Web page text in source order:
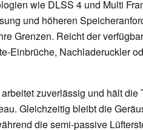
wie DLSS 4 und Multi
und höheren
Grenzen. Reicht der
Einbrüche, Nachladeruckler
zuverlässig und hält
Gleichzeitig bleibt die
die semi-passive